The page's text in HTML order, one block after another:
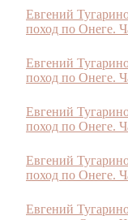
Евгений
поход по Онеге.
Евгений
поход по Онеге.
Евгений
поход по Онеге.
Евгений
поход по Онеге.
Евгений